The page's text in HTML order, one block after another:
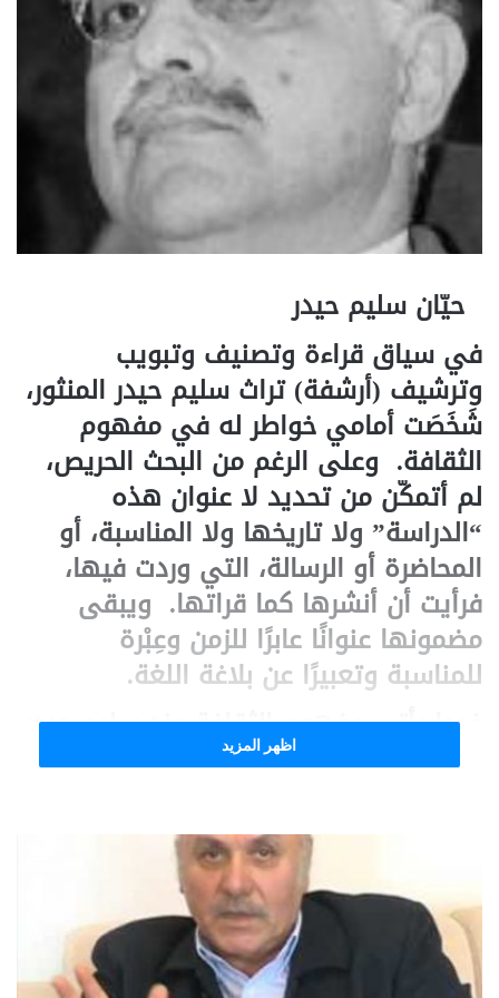
حيّان سليم حيدر
في سياق قراءة وتصنيف وتبويب
وترشيف (أرشفة) تراث سليم حيدر المنثور،
شَخَصَت أمامي خواطر له في مفهوم
الثقافة. وعلى الرغم من البحث الحريص،
لم أتمكّن من تحديد لا عنوان هذه
“الدراسة” ولا تاريخها ولا المناسبة، أو
المحاضرة أو الرسالة، التي وردت فيها،
فرأيت أن أنشرها كما قراتها. ويبقى
مضمونها عنوانًا عابرًا للزمن وعِبْرة
للمناسبة وتعبيرًا عن بلاغة اللغة.
فيما يأتي مفهوم الثقافة عند سليم حيدر.
اظهر المزيد